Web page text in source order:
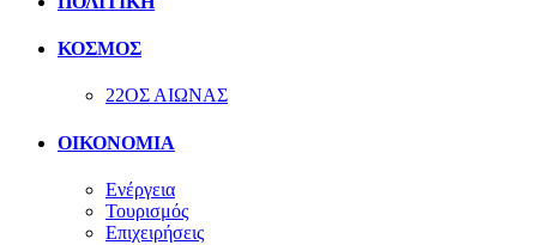
ΚΟΣΜΟΣ
22ΟΣ ΑΙΩΝΑΣ
ΟΙΚΟΝΟΜΙΑ
Ενέργεια
Τουρισμός
Επιχειρήσεις